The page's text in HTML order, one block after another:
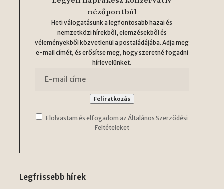
nézőpontból
Heti válogatásunk a legfontosabb hazai és
nemzetközi hírekből, elemzésekből és
véleményekből közvetlenül a postaládájába. Adja meg
e-mail címét, és erősítse meg, hogy szeretné fogadni
hírlevelünket.
Elolvastam és elfogadom az Általános Szerződési
Feltételeket
Legfrissebb hírek